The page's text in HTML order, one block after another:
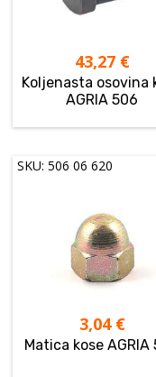
43,27 €
Koljenasta osovina
AGRIA 506
SKU: 506 06 620
3,04 €
Matica kose AGRIA